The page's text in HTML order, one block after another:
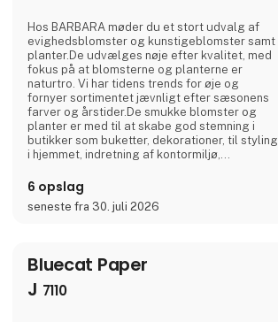
Hos BARBARA møder du et stort udvalg af
evighedsblomster og kunstigeblomster samt
planter.De udvælges nøje efter kvalitet, med
fokus på at blomsterne og planterne er
naturtro. Vi har tidens trends for øje og
fornyer sortimentet jævnligt efter sæsonens
farver og årstider.De smukke blomster og
planter er med til at skabe god stemning i
butikker som buketter, dekorationer, til styling
i hjemmet, indretning af kontormiljø,
arrangementer. BARBARA er et dansk
familiefirma som startede i 2011. I dag består
firmaet af Malene Barbara som indehaver,
6 opslag
seneste fra 30. juli 2026
Bluecat Paper
J 7110